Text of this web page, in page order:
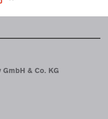
GmbH & Co. KG